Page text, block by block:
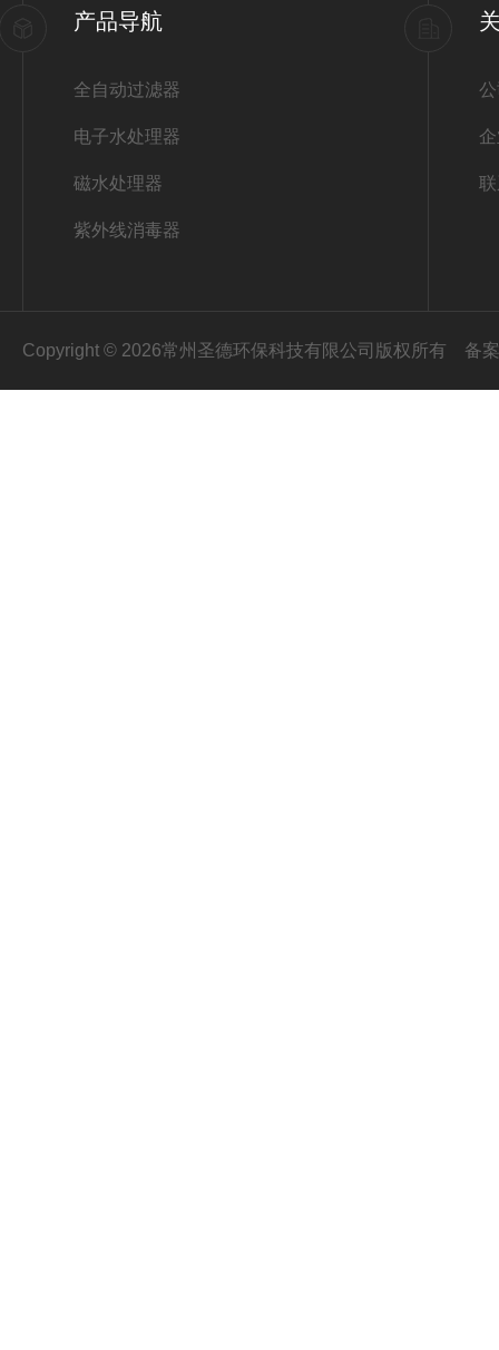
产品导航
全自动过滤器
电子水处理器
磁水处理器
紫外线消毒器
Copyright © 2026常州圣德环保科技有限公司版权所有 备